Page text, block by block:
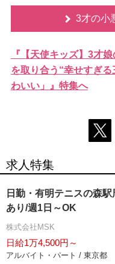
3才の小
『【天使キッズ】3才
を取り合う“幸せすぎ
わいい」』特集へ
求人特集
日勤・有明テニスの森
あり/週1日～OK
株式会社MSK
日給1万4,500円～
アルバイト・パート / 東京都